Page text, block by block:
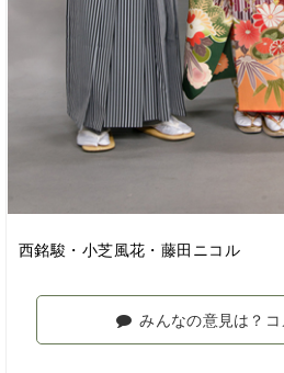
西銘駿・小芝風花・藤田ニコル
みんなの意見は？